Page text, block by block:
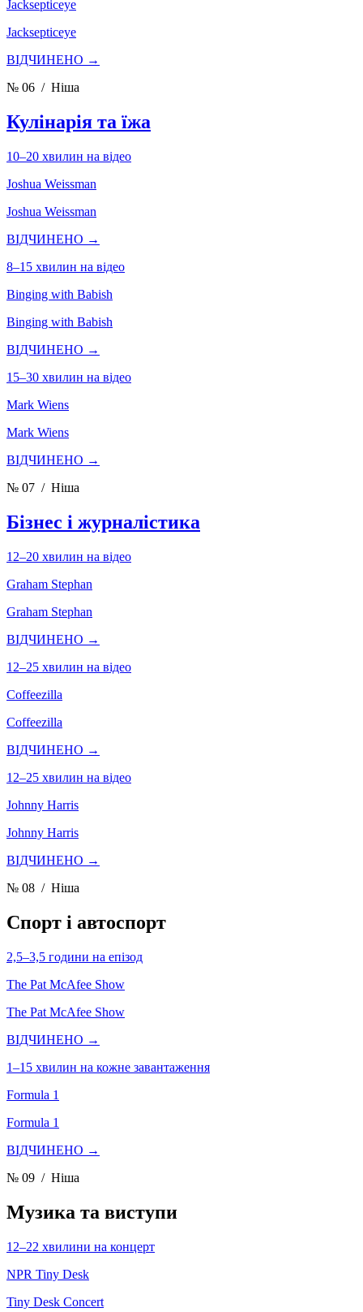
Jacksepticeye
Jacksepticeye
ВІДЧИНЕНО →
№ 06 / Ніша
Кулінарія та їжа
10–20 хвилин на відео
Joshua Weissman
Joshua Weissman
ВІДЧИНЕНО →
8–15 хвилин на відео
Binging with Babish
Binging with Babish
ВІДЧИНЕНО →
15–30 хвилин на відео
Mark Wiens
Mark Wiens
ВІДЧИНЕНО →
№ 07 / Ніша
Бізнес і журналістика
12–20 хвилин на відео
Graham Stephan
Graham Stephan
ВІДЧИНЕНО →
12–25 хвилин на відео
Coffeezilla
Coffeezilla
ВІДЧИНЕНО →
12–25 хвилин на відео
Johnny Harris
Johnny Harris
ВІДЧИНЕНО →
№ 08 / Ніша
Спорт і автоспорт
2,5–3,5 години на епізод
The Pat McAfee Show
The Pat McAfee Show
ВІДЧИНЕНО →
1–15 хвилин на кожне завантаження
Formula 1
Formula 1
ВІДЧИНЕНО →
№ 09 / Ніша
Музика та виступи
12–22 хвилини на концерт
NPR Tiny Desk
Tiny Desk Concert